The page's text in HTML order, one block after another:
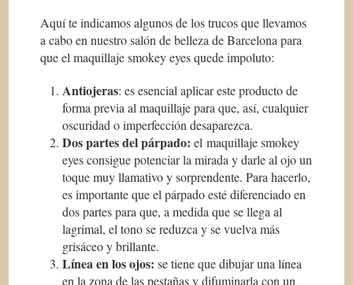
Aquí te indicamos algunos de los trucos que llevamos
a cabo en nuestro salón de belleza de Barcelona para
que el maquillaje smokey eyes quede impoluto:
Antiojeras: es esencial aplicar este producto de
forma previa al maquillaje para que, así, cualquier
oscuridad o imperfección desaparezca.
Dos partes del párpado: el maquillaje smokey
eyes consigue potenciar la mirada y darle al ojo un
toque muy llamativo y sorprendente. Para hacerlo,
es importante que el párpado esté diferenciado en
dos partes para que, a medida que se llega al
lagrimal, el tono se reduzca y se vuelva más
grisáceo y brillante.
Línea en los ojos: se tiene que dibujar una línea
en la zona de las pestañas y difuminarla con un